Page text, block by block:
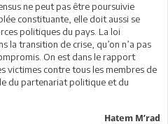
ne peut pas être poursuivie
constituante, elle doit aussi se
politiques du pays. La loi
la transition de crise, qu’on n’a pas
On est dans le rapport
victimes contre tous les membres de
du partenariat politique et du
Hatem M’rad